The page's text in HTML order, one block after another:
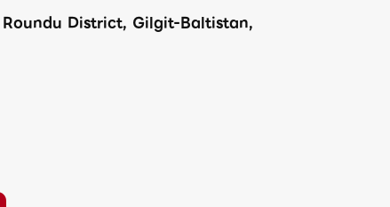
District, Gilgit-Baltistan,